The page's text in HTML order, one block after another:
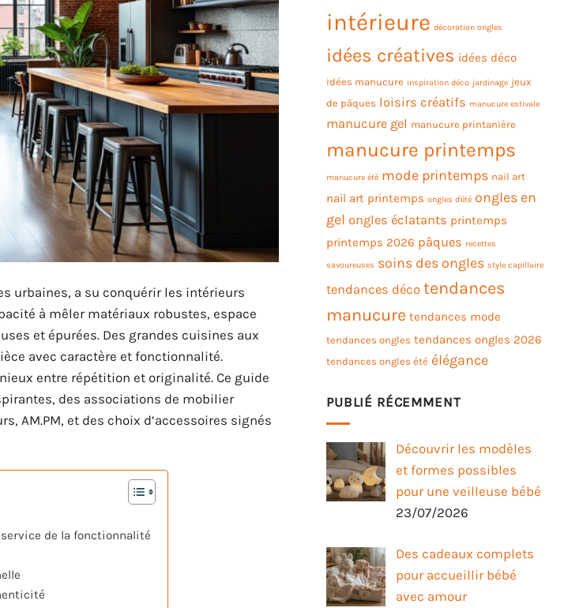
urbaines, a su conquérir les intérieurs
à mêler matériaux robustes, espace
et épurées. Des grandes cuisines aux
avec caractère et fonctionnalité.
entre répétition et originalité. Ce guide
des associations de mobilier
AM.PM, et des choix d’accessoires signés
de la fonctionnalité
intérieure décoration ongles
idées créatives idées déco
idées manucure inspiration déco jardinage jeux
de pâques loisirs créatifs manucure estivale
manucure gel manucure printanière
manucure printemps
manucure été mode printemps nail art
nail art printemps ongles d'été ongles en
gel ongles éclatants printemps
printemps 2026 pâques recettes
savoureuses soins des ongles style capillaire
tendances déco tendances
manucure tendances mode
tendances ongles tendances ongles 2026
tendances ongles été élégance
PUBLIÉ RÉCEMMENT
Découvrir les modèles
et formes possibles
pour une veilleuse bébé
23/07/2026
Des cadeaux complets
pour accueillir bébé
avec amour